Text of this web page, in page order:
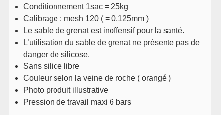
Conditionnement 1sac = 25kg
Calibrage : mesh 120 ( = 0,125mm )
Le sable de grenat est inoffensif pour la santé.
L’utilisation du sable de grenat ne présente pas de
danger de silicose.
Sans silice libre
Couleur selon la veine de roche ( orangé )
Photo produit illustrative
Pression de travail maxi 6 bars